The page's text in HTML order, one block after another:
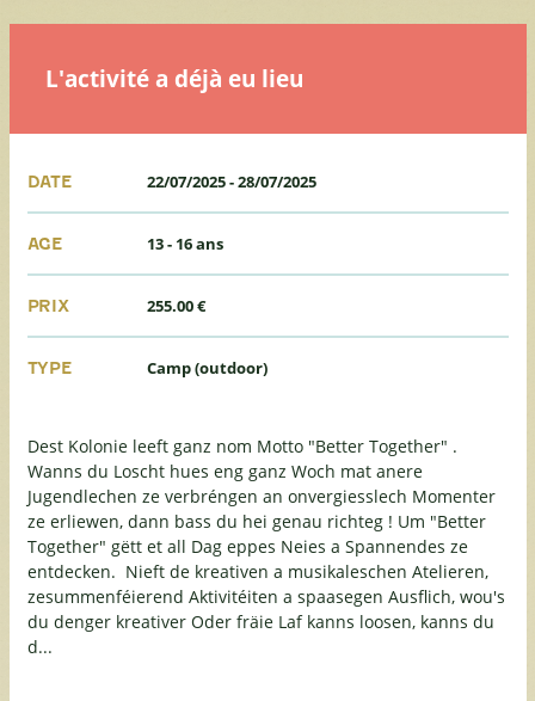
L'activité a déjà eu lieu
DATE 22/07/2025-28/07/2025
AGE 13 - 16 ans
PRIX 255.00 €
TYPE Camp (outdoor)
Dest Kolonie leeft ganz nom Motto "Better Together" .
Wanns du Loscht hues eng ganz Woch mat anere
Jugendlechen ze verbréngen an onvergiesslech Momenter
ze erliewen, dann bass du hei genau richteg ! Um "Better
Together" gëtt et all Dag eppes Neies a Spannendes ze
entdecken. Nieft de kreativen a musikaleschen Atelieren,
zesummenféierend Aktivitéiten a spaasegen Ausflich, wou's
du denger kreativer Oder fräie Laf kanns loosen, kanns du
d...